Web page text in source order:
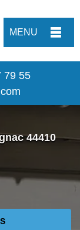
MENU
79 55
44410